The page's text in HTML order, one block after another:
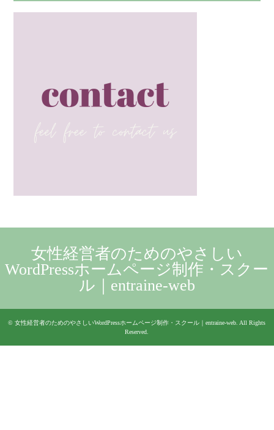
女性経営者のためのやさしい
WordPressホームページ制作・スクー
ル｜entraine-web
©女性経営者のためのやさしいWordPressホームページ制作・スクール｜entraine-web . All Rights
Reserved.